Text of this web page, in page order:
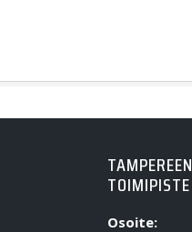
TAMPEREEN
TOIMIPISTE
Osoite: